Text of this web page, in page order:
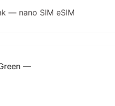
— nano SIM eSIM